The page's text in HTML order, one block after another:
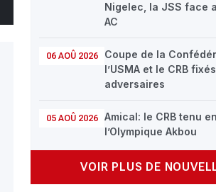
Nigelec, la JSS face
AC
06 AOÛ 2026
Coupe de la
l’USMA et le CRB
adversaires
05 AOÛ 2026
Amical: le CRB tenu
l’Olympique Akbou
VOIR PLUS DE